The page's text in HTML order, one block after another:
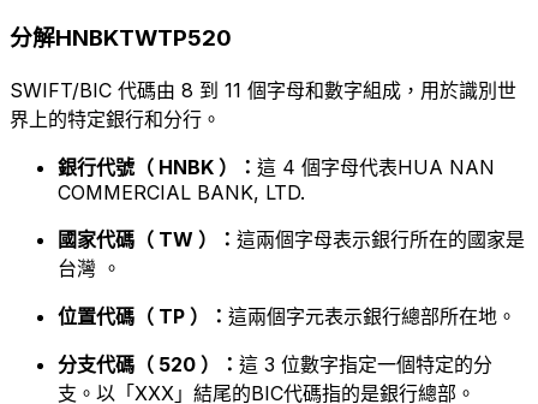
分解HNBKTWTP520
SWIFT/BIC 代碼由 8 到 11 個字母和數字組成，用於識別世
界上的特定銀行和分行。
銀行代號（ HNBK ）： 這 4 個字母代表HUA NAN
COMMERCIAL BANK, LTD.
國家代碼（ TW ）： 這兩個字母表示銀行所在的國家是
台灣 。
位置代碼（ TP ）： 這兩個字元表示銀行總部所在地。
分支代碼（ 520 ）： 這 3 位數字指定一個特定的分
支。以「XXX」結尾的BIC代碼指的是銀行總部。